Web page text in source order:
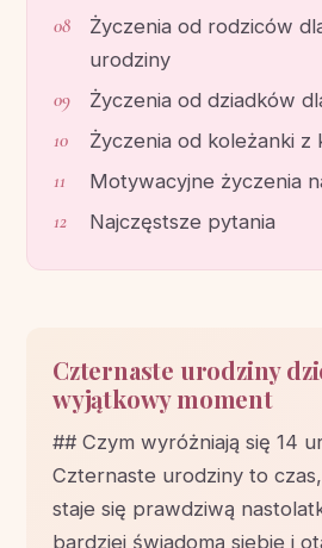
Życzenia od rodziców
urodziny
Życzenia od dziadków
Życzenia od koleżanki z
Motywacyjne życzenia
Najczęstsze pytania
Czternaste urodziny
wyjątkowy moment
## Czym wyróżniają się 14
Czternaste urodziny to
staje się prawdziwą
bardziej świadomą siebie i